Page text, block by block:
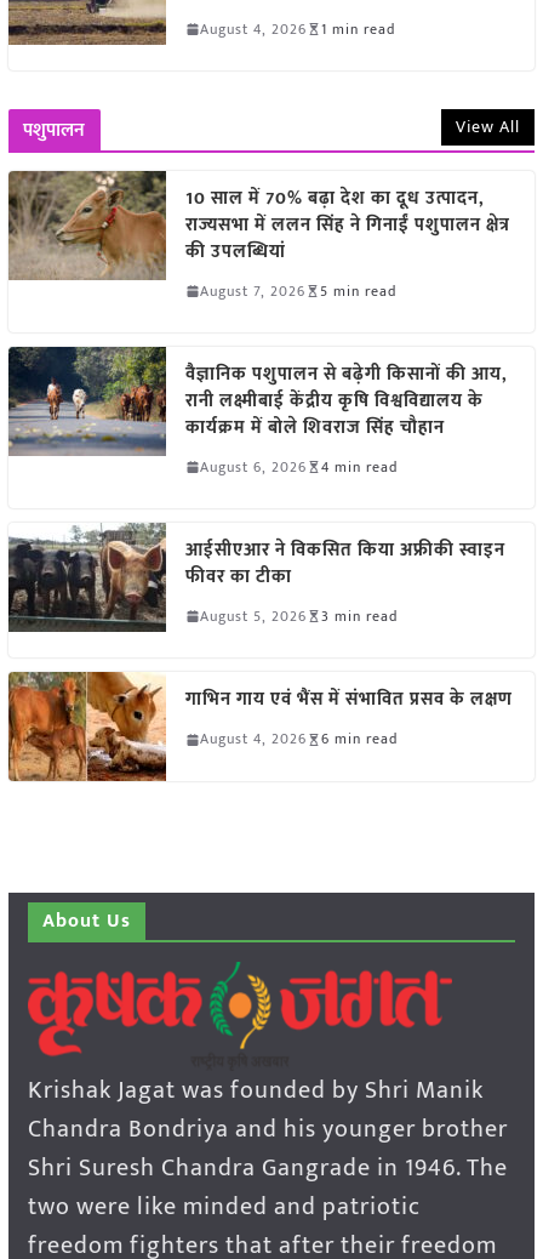
August 4, 2026 1 min read
पशुपालन View All
10 साल में 70% बढ़ा देश का दूध उत्पादन,
राज्यसभा में ललन सिंह ने गिनाईं पशुपालन क्षेत्र
की उपलब्धियां
August 7, 2026 5 min read
वैज्ञानिक पशुपालन से बढ़ेगी किसानों की आय,
रानी लक्ष्मीबाई केंद्रीय कृषि विश्वविद्यालय के
कार्यक्रम में बोले शिवराज सिंह चौहान
August 6, 2026 4 min read
आईसीएआर ने विकसित किया अफ्रीकी स्वाइन
फीवर का टीका
August 5, 2026 3 min read
गाभिन गाय एवं भैंस में संभावित प्रसव के लक्षण
August 4, 2026 6 min read
About Us
Krishak Jagat was founded by Shri Manik
Chandra Bondriya and his younger brother
Shri Suresh Chandra Gangrade in 1946. The
two were like minded and patriotic
freedom fighters that after their freedom